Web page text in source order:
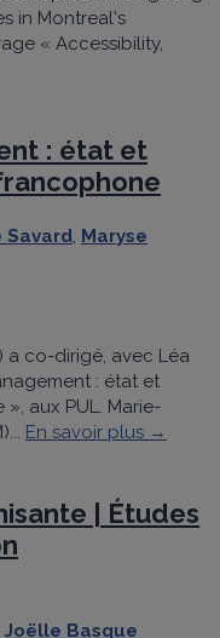
in Montreal's
« Accessibility,
: état et
Savard, Maryse
a co-dirigé, avec Léa
: état et
aux PUL. Marie-
En savoir plus →
| Études
Joëlle Basque